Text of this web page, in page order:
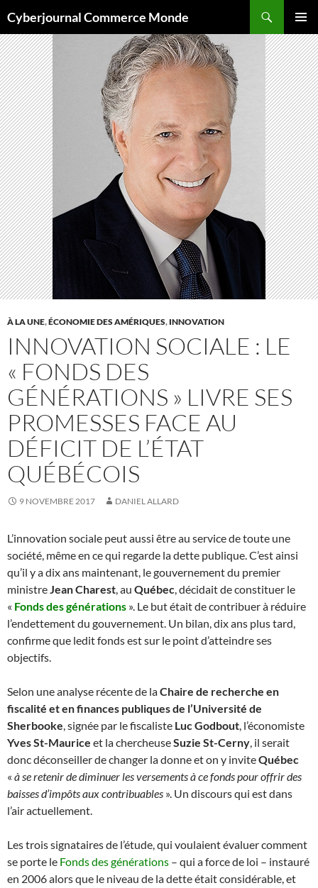
au
contenu
Cyberjournal Commerce Monde
MENU
À LA UNE,ÉCONOMIE DES AMÉRIQUES, INNOVATION
INNOVATION SOCIALE : LE
« FONDS DES
GÉNÉRATIONS » LIVRE SES
PROMESSES FACE AU
DÉFICIT DE L’ÉTAT
QUÉBÉCOIS
9 NOVEMBRE 2017 DANIEL ALLARD
L’innovation sociale peut aussi être au service de toute une
société, même en ce qui regarde la dette publique. C’est ainsi
qu’il y a dix ans maintenant, le gouvernement du premier
ministreJean Charest, au Québec, décidait de constituer le
« Fonds des générations ». Le but était de contribuer à réduire
l’endettement du gouvernement. Un bilan, dix ans plus tard,
confirme que ledit fonds est sur le point d’atteindre ses
objectifs.
Selon une analyse récente de laChaire de recherche en
fiscalité et en finances publiques de l’Université de
Sherbooke, signée par le fiscaliste Luc Godbout, l’économiste
Yves St-Maurice et la chercheuseSuzie St-Cerny, il serait
donc déconseiller de changer la donne et on y inviteQuébec
« à se retenir de diminuer les versements à ce fonds pour offrir des
baisses d’impôts aux contribuables ». Un discours qui est dans
l’air actuellement.
Les trois signataires de l’étude, qui voulaient évaluer comment
se porte le Fonds des générations – qui a force de loi – instauré
en 2006 alors que le niveau de la dette était considérable, et